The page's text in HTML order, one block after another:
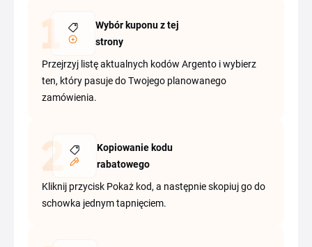
Wybór kuponu z tej
strony
Przejrzyj listę aktualnych kodów Argento i wybierz
ten, który pasuje do Twojego planowanego
zamówienia.
Kopiowanie kodu
rabatowego
Kliknij przycisk Pokaż kod, a następnie skopiuj go do
schowka jednym tapnięciem.